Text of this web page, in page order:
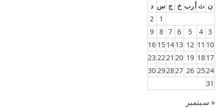
ن ث أرب خ ج س د
1
2
3
4
5
6
7
8
9
10
11
12
13
14
15
16
17
18
19
20
21
22
23
24
25
26
27
28
29
30
31
« سبتمبر